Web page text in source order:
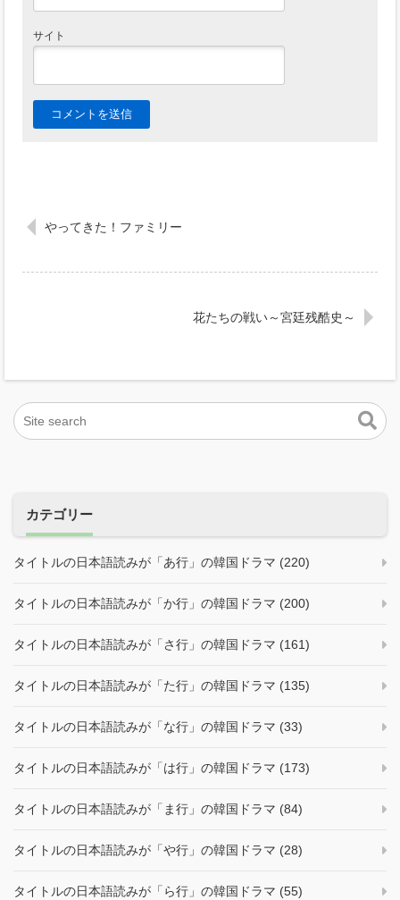
サイト
やってきた！ファミリー
花たちの戦い～宮廷残酷史～
カテゴリー
タイトルの日本語読みが「あ行」の韓国ドラマ (220)
タイトルの日本語読みが「か行」の韓国ドラマ (200)
タイトルの日本語読みが「さ行」の韓国ドラマ (161)
タイトルの日本語読みが「た行」の韓国ドラマ (135)
タイトルの日本語読みが「な行」の韓国ドラマ (33)
タイトルの日本語読みが「は行」の韓国ドラマ (173)
タイトルの日本語読みが「ま行」の韓国ドラマ (84)
タイトルの日本語読みが「や行」の韓国ドラマ (28)
タイトルの日本語読みが「ら行」の韓国ドラマ (55)